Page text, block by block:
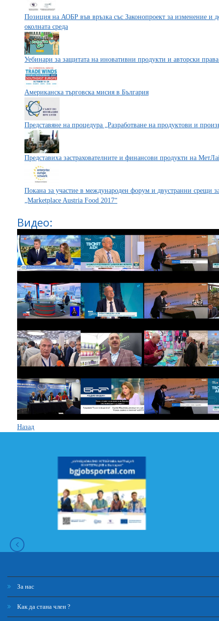
Позиция на АОБР във връзка със Законопроект за изменение и
околната среда
Уебинари за защитата на иновативни продукти и авторски
Aмериканска търговска мисия в България
Представяне на процедура „Разработване на продуктови и
Представиха застрахователните и финансови продукти на
Покана за участие в международен форум и двустранни срещи
„Marketplace Austria Food 2017“
Видео:
Назад
За нас
Как да стана член ?